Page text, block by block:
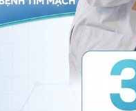
xác nhận bằng lời nói
điểm của cuộc phẫu
trước khi phẫu thuật.
và không nên ăn gì
về bất kỳ loại thuốc